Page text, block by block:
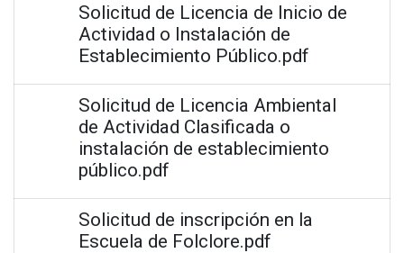
Solicitud de Licencia de Inicio de
Actividad o Instalación de
Establecimiento Público.pdf
Solicitud de Licencia Ambiental
de Actividad Clasificada o
instalación de establecimiento
público.pdf
Solicitud de inscripción en la
Escuela de Folclore.pdf